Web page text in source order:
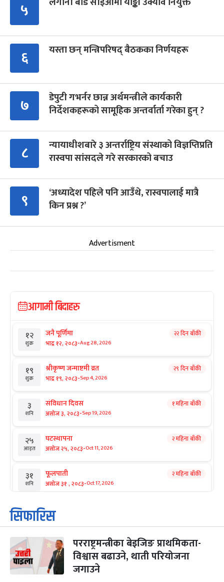
५
६ यस्ता छन् मन्त्रिपरिषद् बैठकका निर्णयहरू
७
डेपुटी गभर्नर छान्न अर्थमन्त्रीले कार्यकारी
निर्देशकहरूको सामूहिक अन्तर्वार्ता गरेका हुन् ?
८
न्यायाधीशबारे ३ अन्तर्राष्ट्रिय संस्थाको विज्ञप्तिप्रति
रास्वपा सांसदले गरे सरकारको बचाउ
९
‘अध्यादेश पहिले पनि आउँथे, रास्वपालाई मात्रै
किन प्रश्न ?’
Advertisment
आगामी बिदाहरु
१२
शुक्र
जनै पूर्णिमा
भाद्र १२, २०८३-Aug 28, 2026
२२ दिन बाँकी
१९
शुक्र
श्रीकृष्ण जन्माष्टमी व्रत
भाद्र १९, २०८३-Sep 4, 2026
२९ दिन बाँकी
३
शनि
संविधान दिवस
असोज ३, २०८३-Sep 19, 2026
१ महिना बाँकी
२५
आइत
घटस्थापना
असोज २५, २०८३-Oct 11, 2026
२ महिना बाँकी
३१
शनि
फूलपाती
असोज ३१ , २०८३-Oct 17, 2026
२ महिना बाँकी
१
आइत
कार्तिक सङ्क्रान्ति
कार्तिक १, २०८३
३
मंगल
महानवमी
कार्तिक ३, २०८३-Oct 20, 2026
२ महिना बाँकी
सिफारिस
परराष्ट्रमन्त्रीका बेइजिङ प्राथमिकता-
विश्वास बढाउने, थाती परियोजना
जगाउने